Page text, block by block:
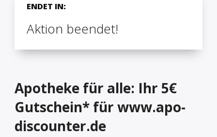
ENDET IN:
Aktion beendet!
Apotheke für alle: Ihr 5€
Gutschein* für www.apo-
discounter.de